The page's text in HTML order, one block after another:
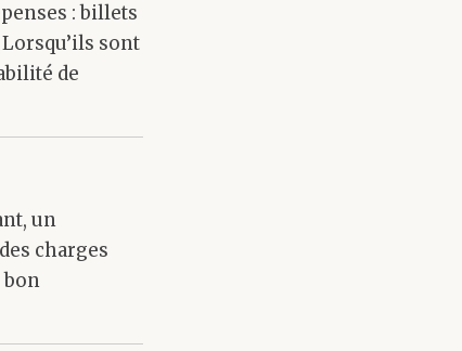
: billets
sont
de
un
charges
bon